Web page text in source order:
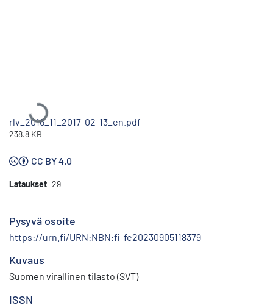
Ladataan...
rlv_2016_11_2017-02-13_en.pdf
238.8 KB
CC BY 4.0
Lataukset 29
Pysyvä osoite
https://urn.fi/URN:NBN:fi-fe20230905118379
Kuvaus
Suomen virallinen tilasto (SVT)
ISSN